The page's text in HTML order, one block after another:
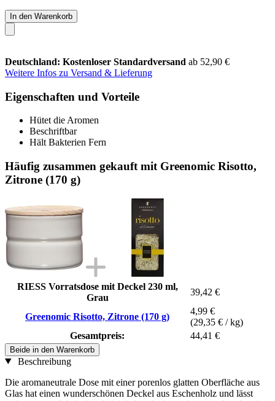
In den Warenkorb
Deutschland: Kostenloser Standardversand ab 52,90 €
Weitere Infos zu Versand & Lieferung
Eigenschaften und Vorteile
Hütet die Aromen
Beschriftbar
Hält Bakterien Fern
Häufig zusammen gekauft mit Greenomic Risotto,
Zitrone (170 g)
RIESS Vorratsdose mit Deckel 230 ml,
Grau
39,42 €
Greenomic Risotto, Zitrone (170 g)
4,99 €
(29,35 € / kg)
Gesamtpreis:
44,41 €
Beide in den Warenkorb
Beschreibung
Die aromaneutrale Dose mit einer porenlos glatten Oberfläche aus
Glas hat einen wunderschönen Deckel aus Eschenholz und lässt